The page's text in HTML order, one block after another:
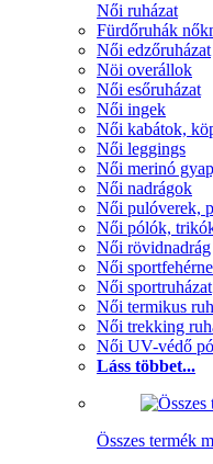
Női ruházat
Fürdőruhák
Női edzőruházat
Nöi overállok
Női esőruházat
Női ingek
Női kabátok,
Női leggings
Női merinó
Női nadrágok
Női pulóverek,
Női pólók,
Női rövidnadrág
Női
Női sportruházat
Női termikus
Női trekking
Női UV-védő
Láss többet...
Összes termék